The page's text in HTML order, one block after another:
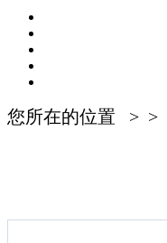
您所在的位置 > >